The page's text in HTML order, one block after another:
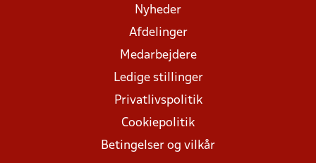
Nyheder
Afdelinger
Medarbejdere
Ledige stillinger
Privatlivspolitik
Cookiepolitik
Betingelser og vilkår